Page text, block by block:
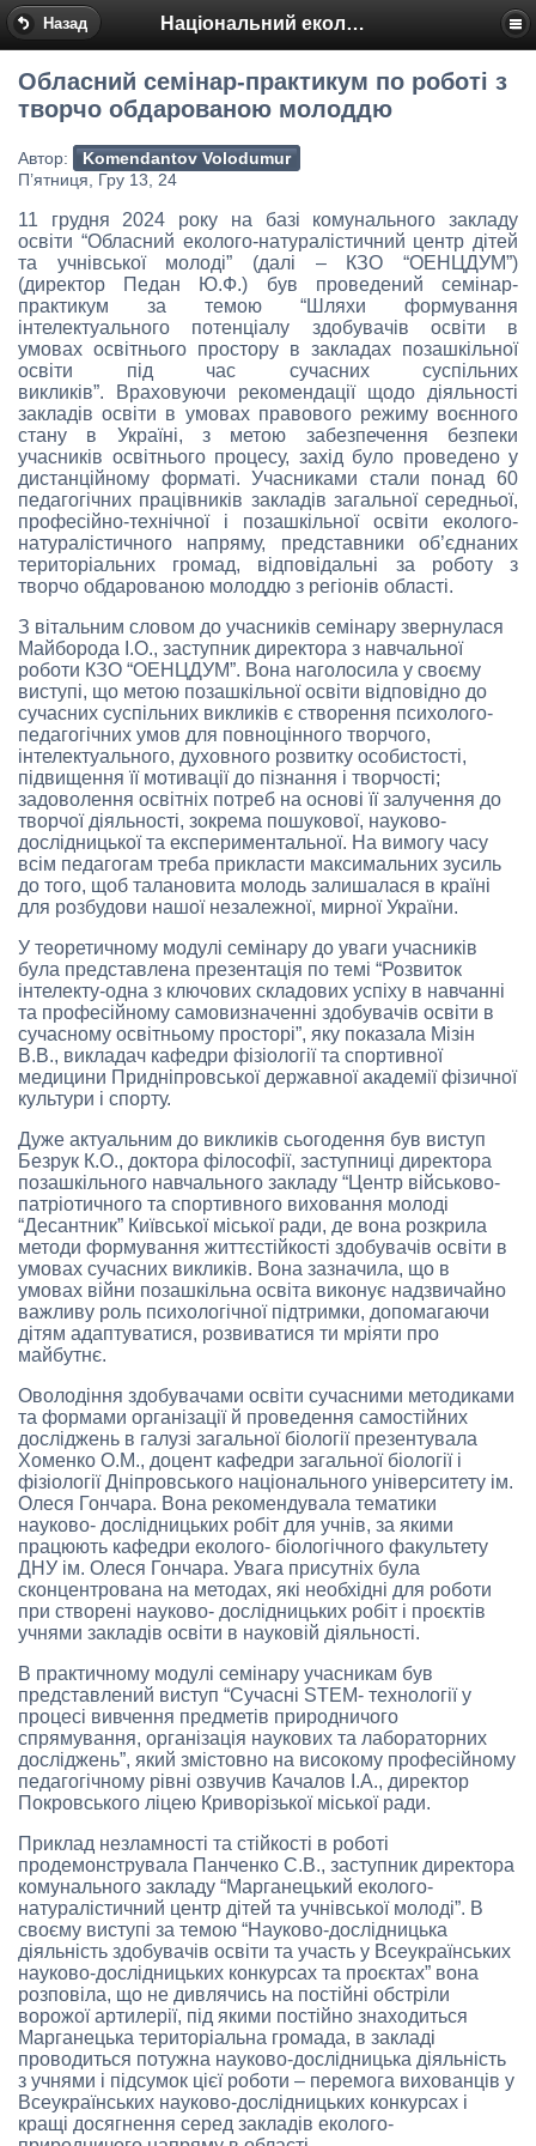
Назад Національний еколого-натуралістичний центр
Обласний ceмінар-практикум по роботі з
творчо обдарованою молоддю
Автор:
Komendantov Volodumur
П’ятниця, Гру 13, 24
11 грудня 2024 року на базі комунального закладу
освіти “Обласний еколого-натуралістичний центр дітей
та учнівської молоді” (далі – КЗО “ОЕНЦДУМ”)
(директор Педан Ю.Ф.) був проведений семінар-
практикум за темою “Шляхи формування
інтелектуального потенціалу здобувачів освіти в
умовах освітнього простору в закладах позашкільної
освіти під час сучасних суспільних
викликів”. Враховуючи рекомендації щодо діяльності
закладів освіти в умовах правового режиму воєнного
стану в Україні, з метою забезпечення безпеки
учасників освітнього процесу, захід було проведено у
дистанційному форматі. Учасниками стали понад 60
педагогічних працівників закладів загальної середньої,
професійно-технічної і позашкільної освіти еколого-
натуралістичного напряму, представники об’єднаних
територіальних громад, відповідальні за роботу з
творчо обдарованою молоддю з регіонів області.
З вітальним словом до учасників семінару звернулася
Майборода І.О., заступник директора з навчальної
роботи КЗО “ОЕНЦДУМ”. Вона наголосила у своєму
виступі, що метою позашкільної освіти відповідно до
сучасних суспільних викликів є створення психолого-
педагогічних умов для повноцінного творчого,
інтелектуального, духовного розвитку особистості,
підвищення її мотивації до пізнання і творчості;
задоволення освітніх потреб на основі її залучення до
творчої діяльності, зокрема пошукової, науково-
дослідницької та експериментальної. На вимогу часу
всім педагогам треба прикласти максимальних зусиль
до того, щоб талановита молодь залишалася в країні
для розбудови нашої незалежної, мирної України.
У теоретичному модулі семінару до уваги учасників
була представлена презентація по темі “Розвиток
інтелекту-одна з ключових складових успіху в навчанні
та професійному самовизначенні здобувачів освіти в
сучасному освітньому просторі”, яку показала Мізін
В.В., викладач кафедри фізіології та спортивної
медицини Придніпровської державної академії фізичної
культури і спорту.
Дуже актуальним до викликів сьогодення був виступ
Безрук К.О., доктора філософії, заступниці директора
позашкільного навчального закладу “Центр військово-
патріотичного та спортивного виховання молоді
“Десантник” Київської міської ради, де вона розкрила
методи формування життєстійкості здобувачів освіти в
умовах сучасних викликів. Вона зазначила, що в
умовах війни позашкільна освіта виконує надзвичайно
важливу роль психологічної підтримки, допомагаючи
дітям адаптуватися, розвиватися ти мріяти про
майбутнє.
Оволодіння здобувачами освіти сучасними методиками
та формами організації й проведення самостійних
досліджень в галузі загальної біології презентувала
Хоменко О.М., доцент кафедри загальної біології і
фізіології Дніпровського національного університету ім.
Олеся Гончара. Вона рекомендувала тематики
науково- дослідницьких робіт для учнів, за якими
працюють кафедри еколого- біологічного факультету
ДНУ ім. Олеся Гончара. Увага присутніх була
сконцентрована на методах, які необхідні для роботи
при створені науково- дослідницьких робіт і проєктів
учнями закладів освіти в науковій діяльності.
В практичному модулі семінару учасникам був
представлений виступ “Сучасні STEM- технології у
процесі вивчення предметів природничого
спрямування, організація наукових та лабораторних
досліджень”, який змістовно на високому професійному
педагогічному рівні озвучив Качалов І.А., директор
Покровського ліцею Криворізької міської ради.
Приклад незламності та стійкості в роботі
продемонструвала Панченко С.В., заступник директора
комунального закладу “Марганецький еколого-
натуралістичний центр дітей та учнівської молоді”. В
своєму виступі за темою “Науково-дослідницька
діяльність здобувачів освіти та участь у Всеукраїнських
науково-дослідницьких конкурсах та проєктах” вона
розповіла, що не дивлячись на постійні обстріли
ворожої артилерії, під якими постійно знаходиться
Марганецька територіальна громада, в закладі
проводиться потужна науково-дослідницька діяльність
з учнями і підсумок цієї роботи – перемога вихованців у
Всеукраїнських науково-дослідницьких конкурсах і
кращі досягнення серед закладів еколого-